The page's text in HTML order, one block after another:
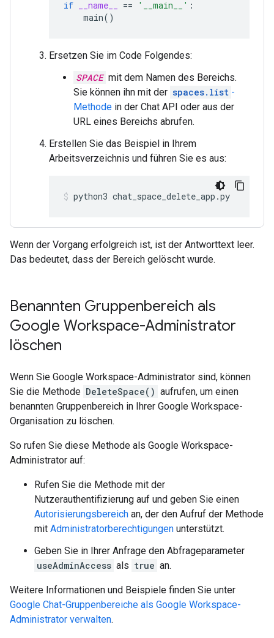
if __name__ == '__main__' :
main()
Ersetzen Sie im Code Folgendes:
SPACE mit dem Namen des Bereichs.
Sie können ihn mit der spaces.list -
Methode in der Chat API oder aus der
URL eines Bereichs abrufen.
Erstellen Sie das Beispiel in Ihrem
Arbeitsverzeichnis und führen Sie es aus:
python3 chat_space_delete_app.py
Wenn der Vorgang erfolgreich ist, ist der Antworttext leer.
Das bedeutet, dass der Bereich gelöscht wurde.
Benannten Gruppenbereich als
Google Workspace-Administrator
löschen
Wenn Sie Google Workspace-Administrator sind, können
Sie die Methode DeleteSpace() aufrufen, um einen
benannten Gruppenbereich in Ihrer Google Workspace-
Organisation zu löschen.
So rufen Sie diese Methode als Google Workspace-
Administrator auf:
Rufen Sie die Methode mit der
Nutzerauthentifizierung auf und geben Sie einen
Autorisierungsbereich an, der den Aufruf der Methode
mit Administratorberechtigungen unterstützt.
Geben Sie in Ihrer Anfrage den Abfrageparameter
useAdminAccess als true an.
Weitere Informationen und Beispiele finden Sie unter
Google Chat-Gruppenbereiche als Google Workspace-
Administrator verwalten.